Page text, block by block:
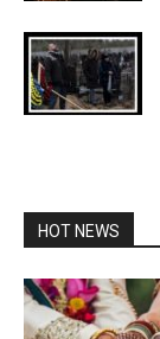
HOT NEWS